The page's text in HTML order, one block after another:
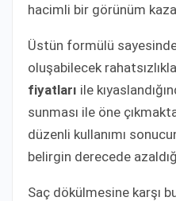
hacimli bir görünüm
Üstün formülü
oluşabilecek
fiyatları ile
sunması ile öne
düzenli kullanımı
belirgin derecede
Saç dökülmesine karşı